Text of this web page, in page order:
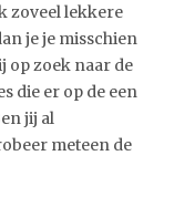
zoveel lekkere
je je misschien
op zoek naar de
die er op de een
jij al
meteen de